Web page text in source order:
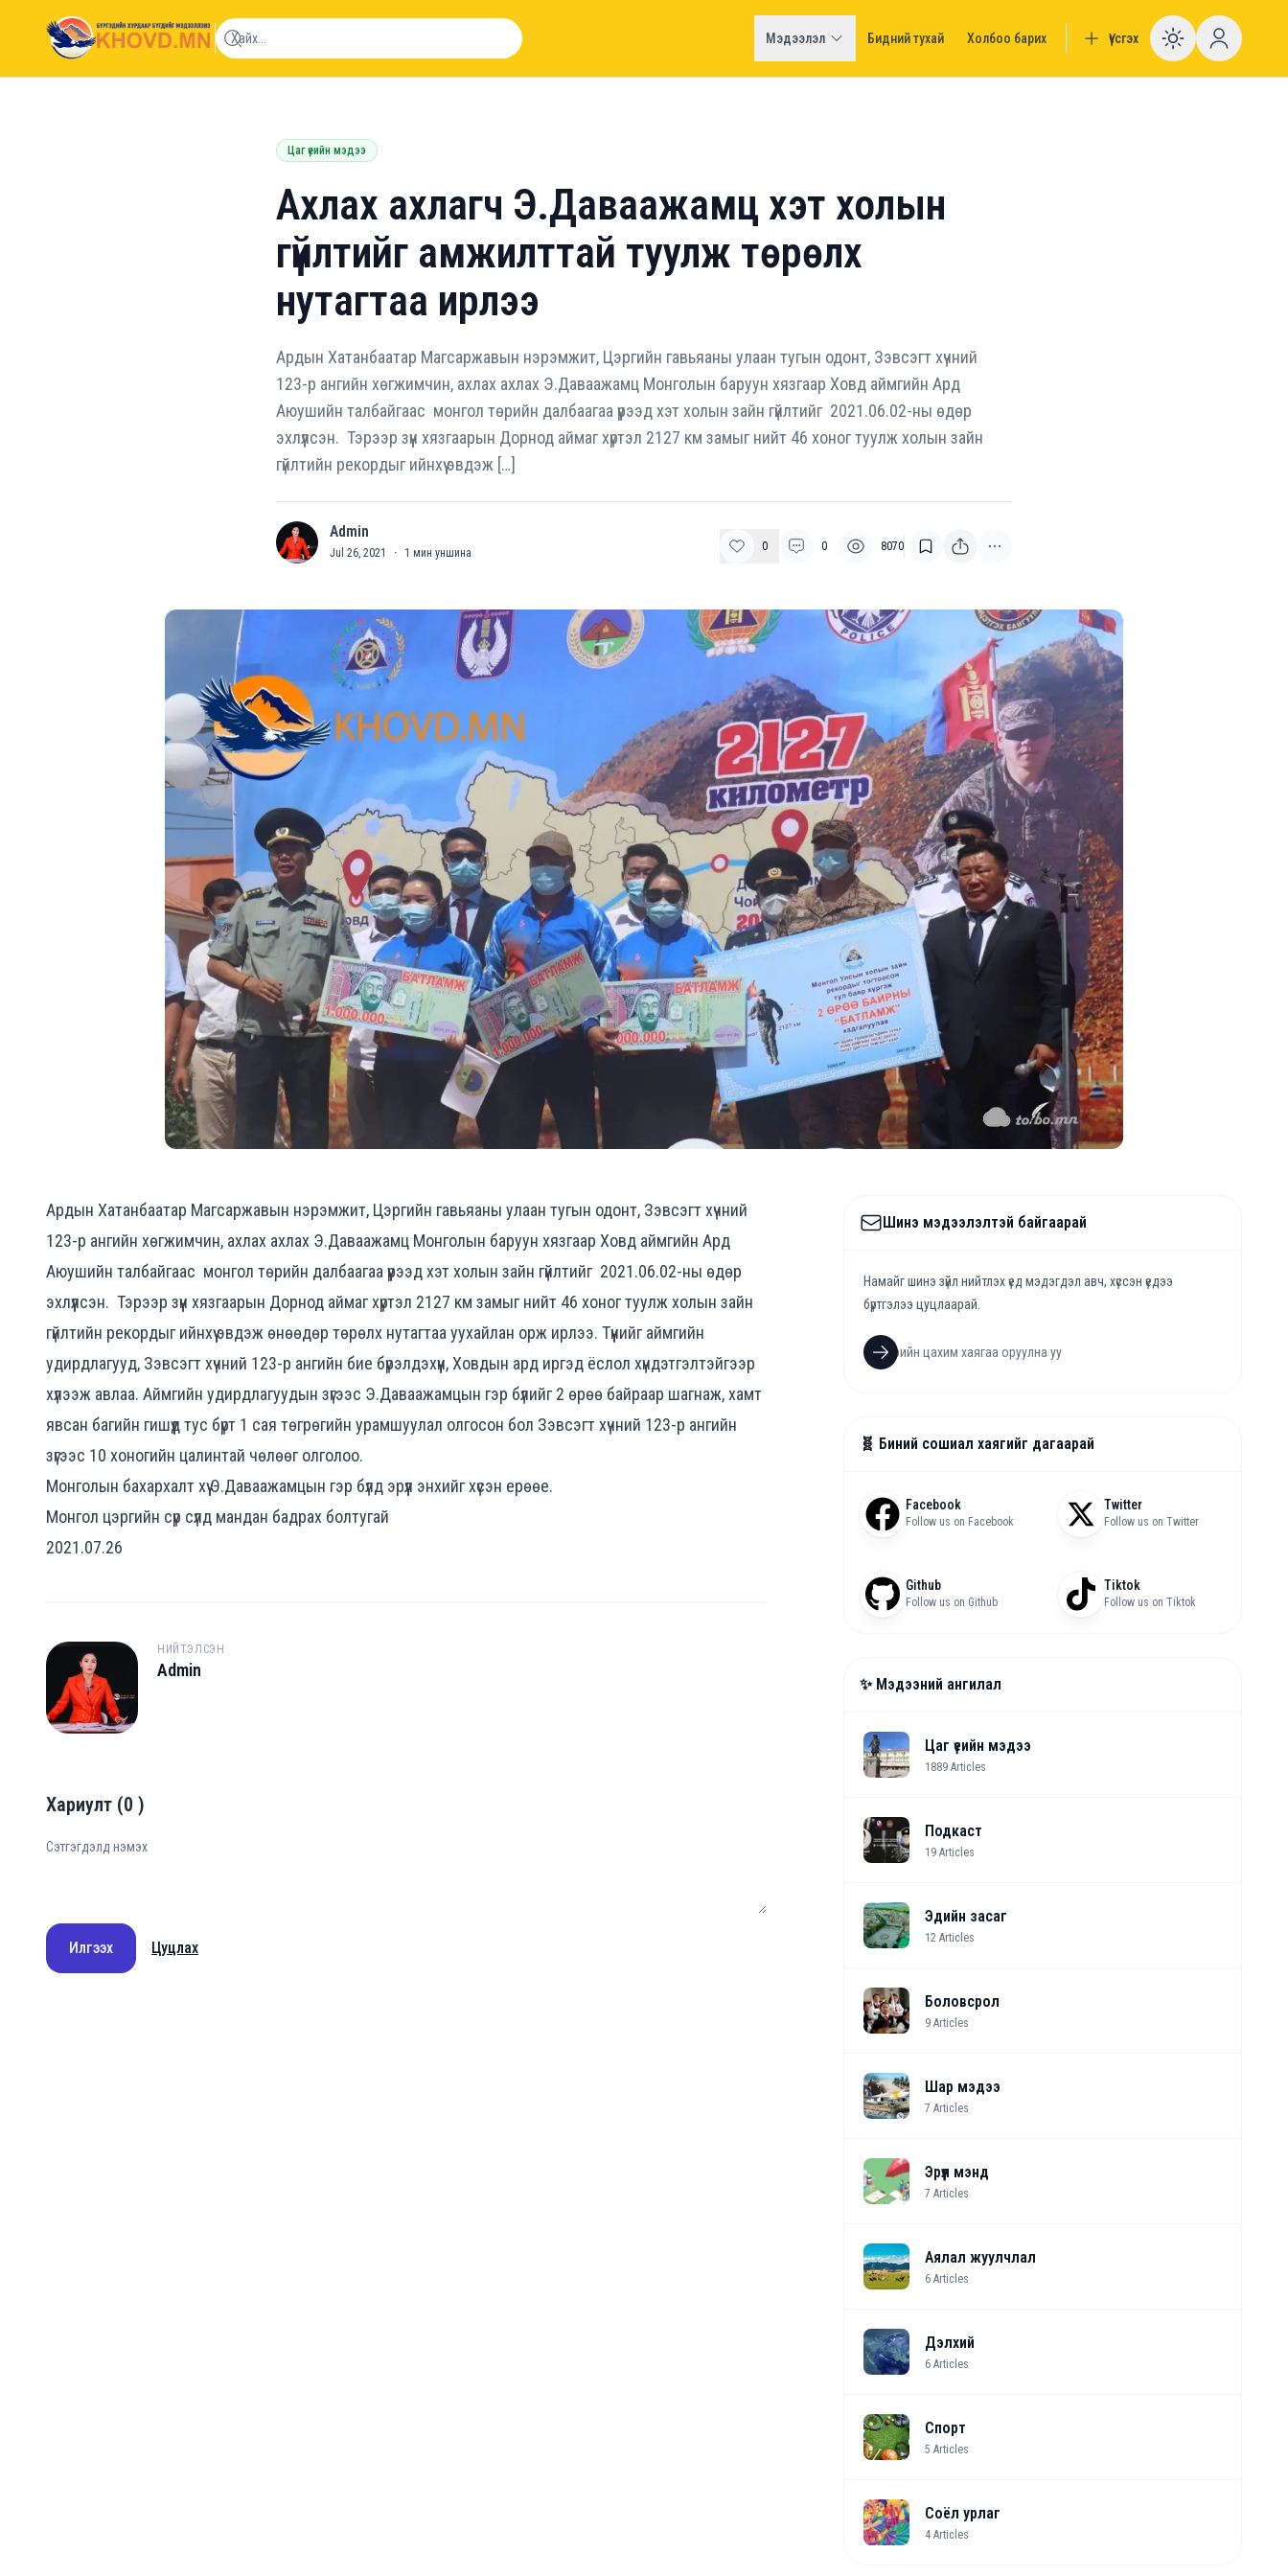
khovd.mn
Мэдээлэл Бидний тухай Холбоо барих Үүсгэх Enable
Цаг үеийн мэдээ
Ахлах ахлагч Э.Даваажамц хэт холын
гүйлтийг амжилттай туулж төрөлх
нутагтаа ирлээ
Ардын Хатанбаатар Магсаржавын нэрэмжит, Цэргийн гавьяаны улаан тугын одонт, Зэвсэгт хүчний
123-р ангийн хөгжимчин, ахлах ахлах Э.Даваажамц Монголын баруун хязгаар Ховд аймгийн Ард
Аюушийн талбайгаас монгол төрийн далбаагаа үүрээд хэт холын зайн гүйлтийг 2021.06.02-ны өдөр
эхлүүлсэн. Тэрээр зүүн хязгаарын Дорнод аймаг хүртэл 2127 км замыг нийт 46 хоног туулж холын зайн
гүйлтийн рекордыг ийнхүү эвдэж […]
A Admin
Jul 26, 2021 · 1 мин уншина 0 0 8070
Ардын Хатанбаатар Магсаржавын нэрэмжит, Цэргийн гавьяаны улаан тугын одонт, Зэвсэгт хүчний
123-р ангийн хөгжимчин, ахлах ахлах Э.Даваажамц Монголын баруун хязгаар Ховд аймгийн Ард
Аюушийн талбайгаас монгол төрийн далбаагаа үүрээд хэт холын зайн гүйлтийг 2021.06.02-ны өдөр
эхлүүлсэн. Тэрээр зүүн хязгаарын Дорнод аймаг хүртэл 2127 км замыг нийт 46 хоног туулж холын зайн
гүйлтийн рекордыг ийнхүү эвдэж өнөөдөр төрөлх нутагтаа уухайлан орж ирлээ. Түүнийг аймгийн
удирдлагууд, Зэвсэгт хүчний 123-р ангийн бие бүрэлдэхүүн, Ховдын ард иргэд ёслол хүндэтгэлтэйгээр
хүлээж авлаа. Аймгийн удирдлагуудын зүгээс Э.Даваажамцын гэр бүлийг 2 өрөө байраар шагнаж, хамт
явсан багийн гишүүд тус бүрт 1 сая төгрөгийн урамшуулал олгосон бол Зэвсэгт хүчний 123-р ангийн
зүгээс 10 хоногийн цалинтай чөлөөг олголоо.
Монголын бахархалт хүү Э.Даваажамцын гэр бүлд эрүүл энхийг хүсэн ерөөе.
Монгол цэргийн сүр сүлд мандан бадрах болтугай
2021.07.26
A
НИЙТЭЛСЭН
Admin
Хариулт (0 )
Илгээх Цуцлах
Шинэ мэдээлэлтэй байгаарай
Намайг шинэ зүйл нийтлэх үед мэдэгдэл авч, хүссэн үедээ
бүртгэлээ цуцлаарай.
🧬 Биний сошиал хаягийг дагаарай
Facebook
Follow us on Facebook
Twitter
Follow us on Twitter
Github
Follow us on Github
Tiktok
Follow us on Tiktok
✨ Мэдээний ангилал
Цаг үеийн мэдээ
1889 Articles
Подкаст
19 Articles
Эдийн засаг
12 Articles
Боловсрол
9 Articles
Шар мэдээ
7 Articles
Эрүүл мэнд
7 Articles
Аялал жуулчлал
6 Articles
Дэлхий
6 Articles
Спорт
5 Articles
Соёл урлаг
4 Articles